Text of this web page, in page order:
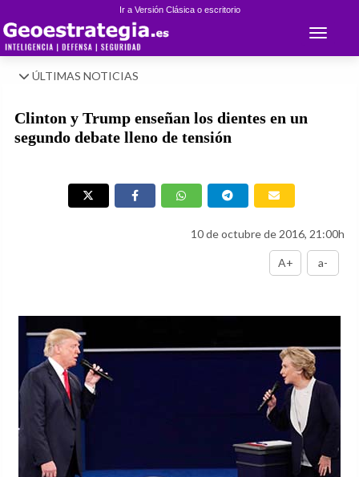
Ir a Versión Clásica o escritorio
Toggle
ÚLTIMAS NOTICIAS
Clinton y Trump enseñan los dientes en un
segundo debate lleno de tensión
10 de octubre de 2016, 21:00h
A+ a-